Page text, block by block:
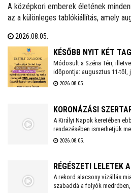
A középkori emberek életének
az a különleges tablókiállítás, amely
bemutatja többek között az étkezési
az oktatást, a szórakozást és
szokást.
2026.08.05.
KÉSŐBB NYIT KÉT
Módosult a Széna Téri,
időpontja: augusztus 11-től,
olvasókat. A csütörtökre
2026.08.05.
KORONÁZÁSI
A Királyi Napok keretében
rendezésében ismerhetjük
történetét. Idén újra a
2026.08.05.
RÉGÉSZETI LELETEK
A rekord alacsony vízállás
szabaddá a folyók